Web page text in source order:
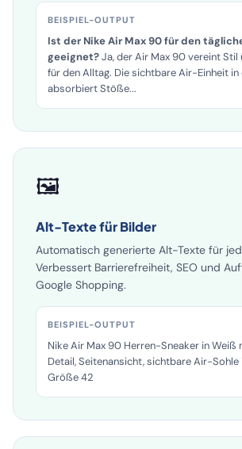
BEISPIEL-OUTPUT
Ist der Nike Air Max 90 für den
geeignet?Ja, der Air Max 90 vereint Stil
für den Alltag. Die sichtbare Air-Einheit in
absorbiert Stöße...
Alt-Texte für Bilder
Automatisch generierte Alt-Texte für
Verbessert Barrierefreiheit, SEO und
BEISPIEL-OUTPUT
Nike Air Max 90 Herren-Sneaker in Weiß
Detail, Seitenansicht, sichtbare Air-Sohle
Größe 42